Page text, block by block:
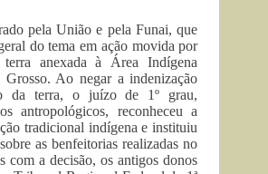
pela União e pela Funai, que
do tema em ação movida por
terra anexada à Área Indígena
Ao negar a indenização
da terra, o juízo de 1º grau,
antropológicos, reconheceu a
tradicional indígena e instituiu
as benfeitorias realizadas no
com a decisão, os antigos donos